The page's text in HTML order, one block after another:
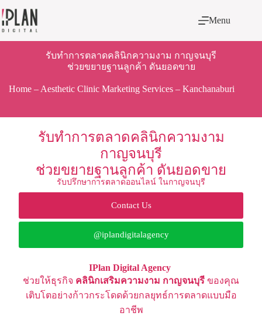
Menu
รับทำการตลาดคลินิกความงาม กาญจนบุรี
ช่วยขยายฐานลูกค้า ดันยอดขาย
Home – Aesthetic Clinic Marketing Services – Kanchanaburi
รับทำการตลาดคลินิกความงาม
กาญจนบุรี
ช่วยขยายฐานลูกค้า ดันยอดขาย
รับปรึกษาการตลาดออนไลน์ ในกาญจนบุรี
Contact Us
@iplandigitalagency
IPlan Digital Agency
ช่วยให้ธุรกิจ คลินิกเสริมความงาม กาญจนบุรี ของคุณ
เติบโตอย่างก้าวกระโดดด้วยกลยุทธ์การตลาดแบบมือ
อาชีพ